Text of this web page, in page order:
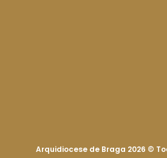
Arquidiocese de Braga 2026 ©